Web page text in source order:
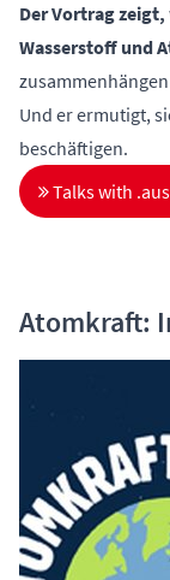
Der Vortrag
Wasserstoff und
Und er ermutigt,
beschäftigen.
Talks with
Atomkraft: